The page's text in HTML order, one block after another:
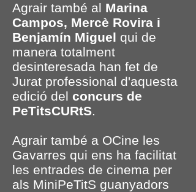
Agrair també al Marina
Campos, Mercè Rovira i
Benjamín Miguel qui de
manera totalment
desinteresada han fet de
Jurat professional d'aquesta
edició del concurs de
PeTitsCURtS.
Agrair també a OCine les
Gavarres qui ens ha facilitat
les entrades de cinema per
als MiniPeTitS guanyadors